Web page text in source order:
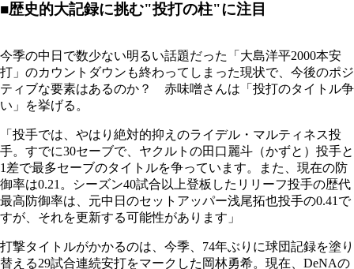
■歴史的大記録に挑む"投打の柱"に注目
今季の中日で数少ない明るい話題だった「大島洋平2000本安
打」のカウントダウンも終わってしまった現状で、今後のポジ
ティブな要素はあるのか？ 赤味噌さんは「投打のタイトル争
い」を挙げる。
「投手では、やはり絶対的抑えのライデル・マルティネス投
手。すでに30セーブで、ヤクルトの田口麗斗（かずと）投手と
1差で最多セーブのタイトルを争っています。また、現在の防
御率は0.21。シーズン40試合以上登板したリリーフ投手の歴代
最高防御率は、元中日のセットアッパー浅尾拓也投手の0.41で
すが、それを更新する可能性があります」
打撃タイトルがかかるのは、今季、74年ぶりに球団記録を塗り
替える29試合連続安打をマークした岡林勇希。現在、DeNAの